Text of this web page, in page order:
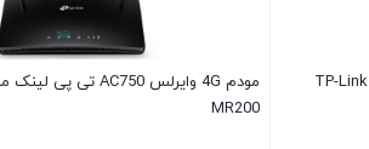
مودم 4G وایرلس AC1200 تی پی لینک مدل TP-Link
MR200